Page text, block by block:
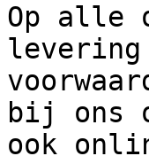
Op alle
levering
bij ons